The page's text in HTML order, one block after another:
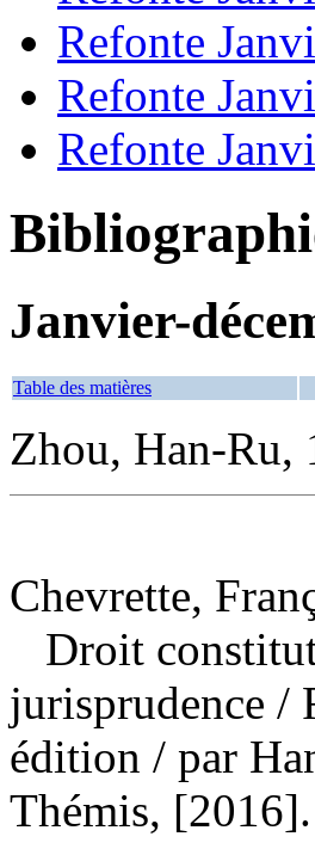
Refonte
Refonte
Refonte
Janvier-
Table des matières
Zhou, Han-Ru,
Chevrette,
Droit
jurisprudence /
édition / par
Thémis,